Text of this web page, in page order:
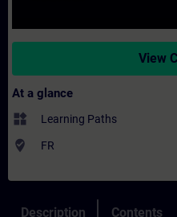
View
At a glance
widgets Learning Paths
where_to_vote FR
Description Contents